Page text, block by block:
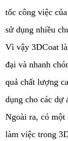
tốc công việc
sử dụng nhiều
Vì vậy 3DCoat
đại và nhanh
quả chất lượng
dụng cho các dự
Ngoài ra, có một
làm việc trong